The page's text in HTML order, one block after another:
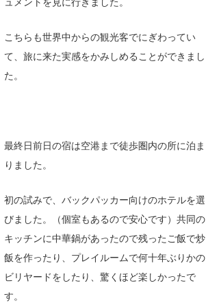
こちらも世界中からの観光客でにぎわってい
て、旅に来た実感をかみしめることができまし
た。
最終日前日の宿は空港まで徒歩圏内の所に泊ま
りました。
初の試みで、バックパッカー向けのホテルを選
びました。（個室もあるので安心です）共同の
キッチンに中華鍋があったので残ったご飯で炒
飯を作ったり、プレイルームで何十年ぶりかの
ビリヤードをしたり、驚くほど楽しかったで
す。